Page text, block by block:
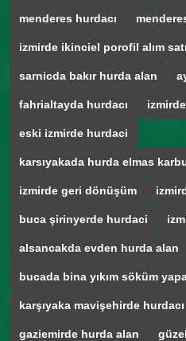
menderes hurdacı
izmirde ikinciel porofil alım
sarnicda bakır hurda alan
fahrialtayda hurdacı
eski izmirde hurdaci
karsıyakada hurda elmas
izmirde geri dönüşüm
buca şirinyerde hurdaci
alsancakda evden hurda alan
bucada bina yıkım söküm
karşıyaka mavişehirde hurdacı
gaziemirde hurda alan